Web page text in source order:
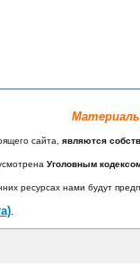
сайта, являются
Уголовным
ресурсах нами будут
.